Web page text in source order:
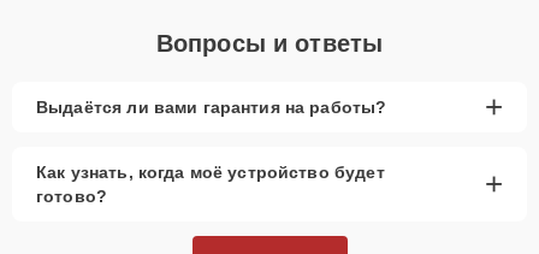
Вопросы и ответы
Выдаётся ли вами гарантия на работы? +
Как узнать, когда моё устройство будет
готово?
+